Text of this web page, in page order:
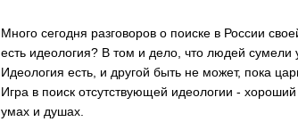
Много сегодня разговоров о поиске в России
есть идеология? В том и дело, что людей сумели
Идеология есть, и другой быть не может, пока
Игра в поиск отсутствующей идеологии -
умах и душах.